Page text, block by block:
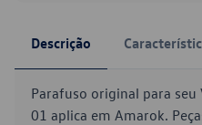
Descrição
Parafuso original para
01 aplica em Amarok.